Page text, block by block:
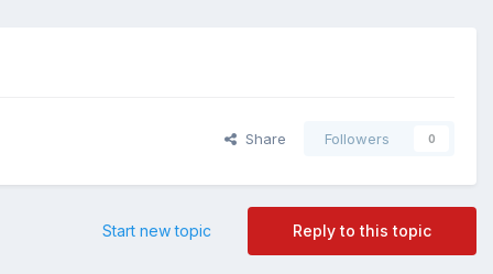
Share Followers 0
Reply to this topic
Start new topic